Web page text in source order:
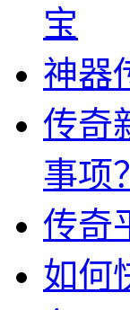
宝
神器
传奇
事项？
传奇
如何